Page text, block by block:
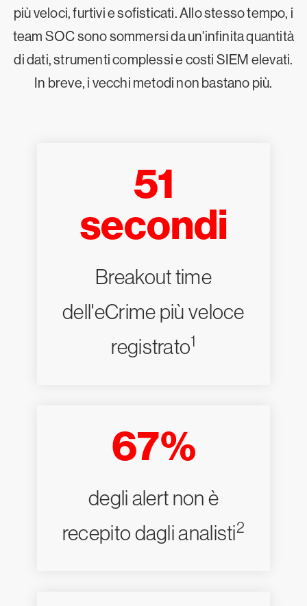
più veloci, furtivi e sofisticati. Allo stesso tempo, i
team SOC sono sommersi da un'infinita quantità
di dati, strumenti complessi e costi SIEM elevati.
In breve, i vecchi metodi non bastano più.
51
secondi
Breakout time
dell'eCrime più veloce
registrato1
67%
degli alert non è
recepito dagli analisti2